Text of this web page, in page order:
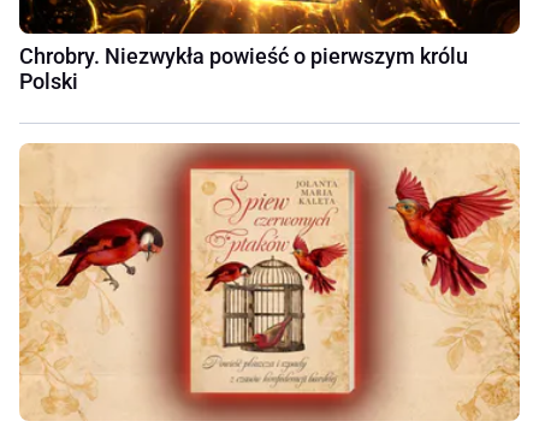
Chrobry. Niezwykła powieść o pierwszym królu
Polski